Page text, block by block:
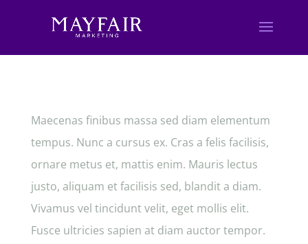
Maecenas finibus massa sed diam elementum
tempus. Nunc a cursus ex. Cras a felis facilisis,
ornare metus et, mattis enim. Mauris lectus
justo, aliquam et facilisis sed, blandit a diam.
Vivamus vel tincidunt velit, eget mollis elit.
Fusce ultricies sapien at diam auctor tempor.